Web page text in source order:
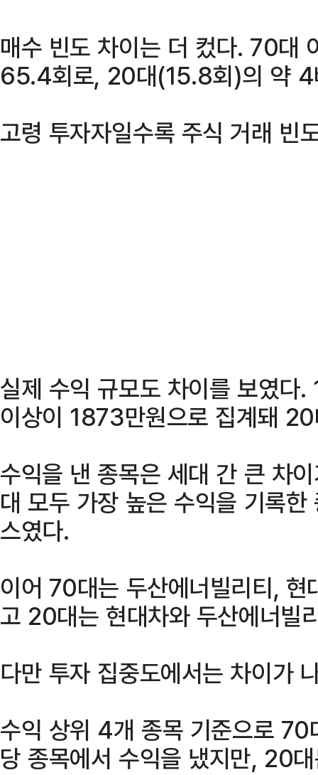
매수 빈도 차이는 더 컸다. 70대
65.4회로, 20대(15.8회)의 약 4
고령 투자자일수록 주식 거래 빈
실제 수익 규모도 차이를 보였다
이상이 1873만원으로 집계돼
수익을 낸 종목은 세대 간 큰 차
대 모두 가장 높은 수익을 기록
스였다.
이어 70대는 두산에너빌리티,
고 20대는 현대차와 두산에너빌
다만 투자 집중도에서는 차이가
수익 상위 4개 종목 기준으로
당 종목에서 수익을 냈지만, 20